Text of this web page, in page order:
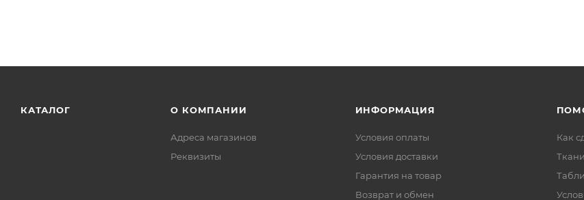
КАТАЛОГ О КОМПАНИИ
Адреса магазинов
Реквизиты
ИНФОРМАЦИЯ
Условия оплаты
Условия доставки
Гарантия на товар
Возврат и обмен
Как